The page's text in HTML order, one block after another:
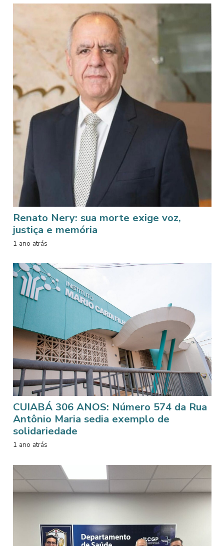
Renato Nery: sua morte exige voz,
justiça e memória
1 ano atrás
CUIABÁ 306 ANOS: Número 574 da Rua
Antônio Maria sedia exemplo de
solidariedade
1 ano atrás